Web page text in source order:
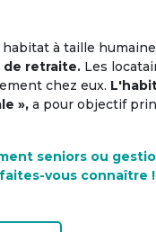
à taille
de retraite. Les
chez eux.
», a pour objectif
seniors ou
vous connaître !